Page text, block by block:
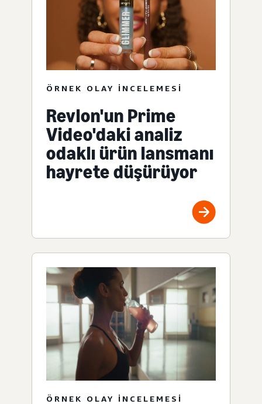
ÖRNEK OLAY INCELEMESI
Revlon'un Prime
Video'daki analiz
odaklı ürün lansmanı
hayrete düşürüyor
ÖRNEK OLAY INCELEMESI